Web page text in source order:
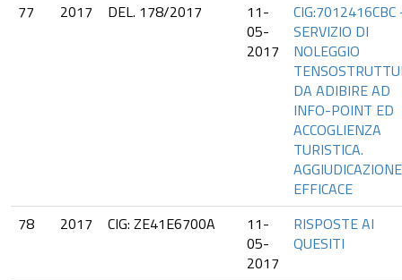
77
2017 DEL. 178/2017
11-
05-
2017
CIG:7012416CBC
SERVIZIO DI
NOLEGGIO
DA ADIBIRE AD
INFO-POINT ED
ACCOGLIENZA
TURISTICA.
AGGIUDICAZIONE
EFFICACE
78
2017 CIG: ZE41E6700A
11-
05-
2017
RISPOSTE AI
QUESITI